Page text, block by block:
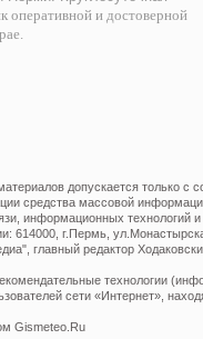
оперативной и достоверной
допускается только с
средства массовой
информационных технологий
614000, г.Пермь,
главный редактор
технологии
сети «Интернет»,
Gismeteo.Ru